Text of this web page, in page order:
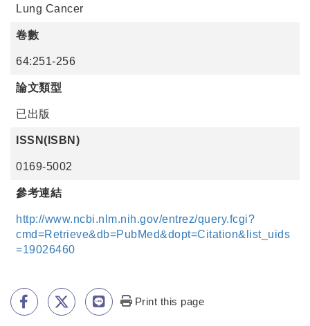
Lung Cancer
卷數
64:251-256
論文類型
已出版
ISSN(ISBN)
0169-5002
參考連結
http://www.ncbi.nlm.nih.gov/entrez/query.fcgi?
cmd=Retrieve&db=PubMed&dopt=Citation&list_uids
=19026460
Print this page